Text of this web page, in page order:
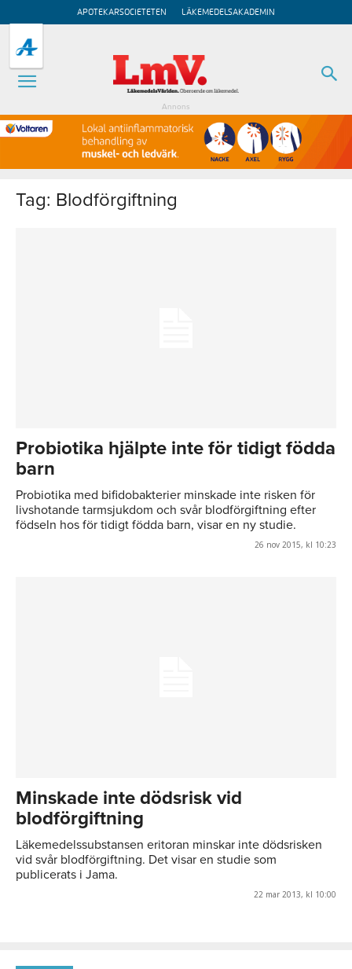
APOTEKARSOCIETETEN LÄKEMEDELSAKADEMIN
Annons
Tag: Blodförgiftning
Probiotika hjälpte inte för tidigt födda
barn
Probiotika med bifidobakterier minskade inte risken för
livshotande tarmsjukdom och svår blodförgiftning efter
födseln hos för tidigt födda barn, visar en ny studie.
26 nov 2015, kl 10:23
Minskade inte dödsrisk vid
blodförgiftning
Läkemedelssubstansen eritoran minskar inte dödsrisken
vid svår blodförgiftning. Det visar en studie som
publicerats i Jama.
22 mar 2013, kl 10:00